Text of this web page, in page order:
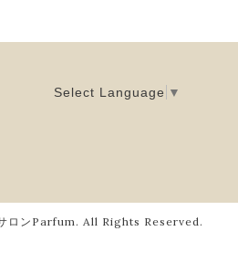
Select Language ▼
ロンParfum . All Rights Reserved.